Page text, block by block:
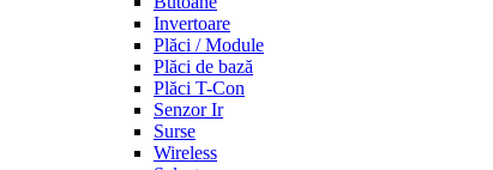
Invertoare
Plăci / Module
Plăci de bază
Plăci T-Con
Senzor Ir
Surse
Wireless